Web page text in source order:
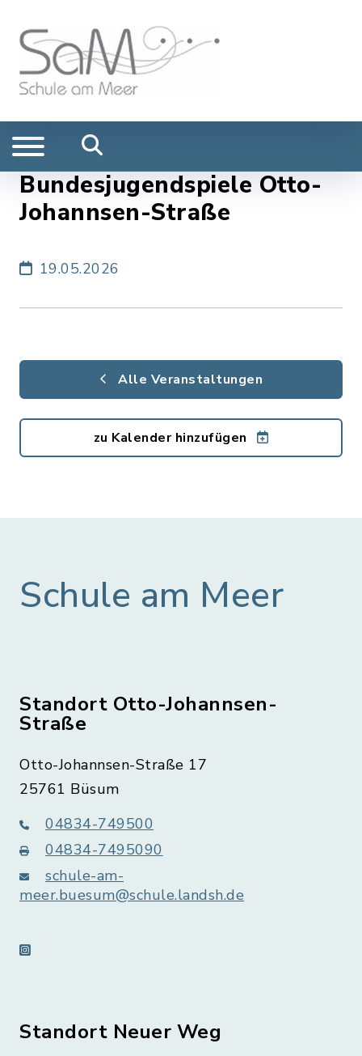
Bundesjugendspiele Otto-
Johannsen-Straße
19.05.2026
Alle Veranstaltungen
zu Kalender hinzufügen
Schule am Meer
Standort Otto-Johannsen-
Straße
Otto-Johannsen-Straße 17
25761 Büsum
04834-749500
04834-7495090
schule-am-
meer.buesum@schule.landsh.de
instagram
Standort Neuer Weg